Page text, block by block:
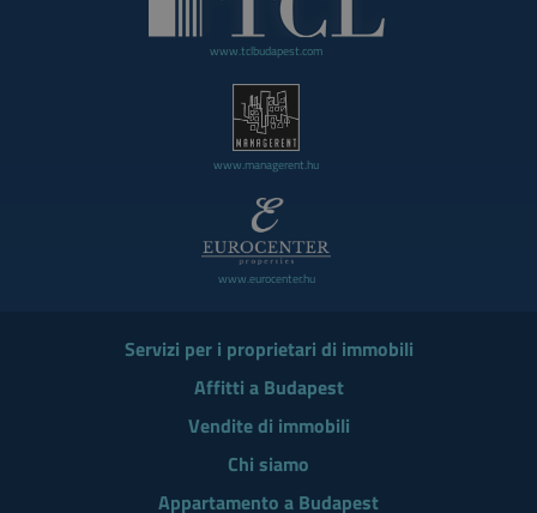
www.tclbudapest.com
www.managerent.hu
www.eurocenter.hu
Servizi per i proprietari di immobili
Affitti a Budapest
Vendite di immobili
Chi siamo
Appartamento a Budapest